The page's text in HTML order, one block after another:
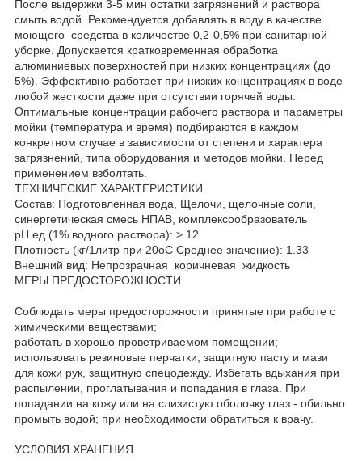
После выдержки 3-5 мин остатки загрязнений и раствора
смыть водой. Рекомендуется добавлять в воду в качестве
моющего средства в количестве 0,2-0,5% при санитарной
уборке. Допускается кратковременная обработка
алюминиевых поверхностей при низких концентрациях (до
5%). Эффективно работает при низких концентрациях в воде
любой жесткости даже при отсутствии горячей воды.
Оптимальные концентрации рабочего раствора и параметры
мойки (температура и время) подбираются в каждом
конкретном случае в зависимости от степени и характера
загрязнений, типа оборудования и методов мойки. Перед
применением взболтать.
ТЕХНИЧЕСКИЕ ХАРАКТЕРИСТИКИ
Состав: Подготовленная вода, Щелочи, щелочные соли,
синергетическая смесь НПАВ, комплексообразователь
рН ед.(1% водного раствора): > 12
Плотность (кг/1литр при 20оС Среднее значение): 1.33
Внешний вид: Непрозрачная коричневая жидкость
МЕРЫ ПРЕДОСТОРОЖНОСТИ
Соблюдать меры предосторожности принятые при работе с
химическими веществами;
работать в хорошо проветриваемом помещении;
использовать резиновые перчатки, защитную пасту и мази
для кожи рук, защитную спецодежду. Избегать вдыхания при
распылении, проглатывания и попадания в глаза. При
попадании на кожу или на слизистую оболочку глаз - обильно
промыть водой; при необходимости обратиться к врачу.
УСЛОВИЯ ХРАНЕНИЯ